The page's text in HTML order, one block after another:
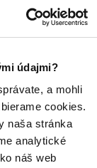
údajmi?
a mohli
cookies.
naša stránka
analytické
náš web